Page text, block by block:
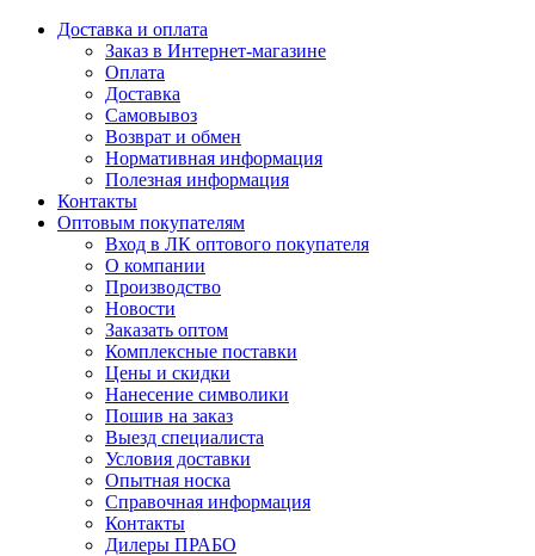
Доставка и оплата
Заказ в Интернет-магазине
Оплата
Доставка
Самовывоз
Возврат и обмен
Нормативная информация
Полезная информация
Контакты
Оптовым покупателям
Вход в ЛК оптового покупателя
О компании
Производство
Новости
Заказать оптом
Комплексные поставки
Цены и скидки
Нанесение символики
Пошив на заказ
Выезд специалиста
Условия доставки
Опытная носка
Справочная информация
Контакты
Дилеры ПРАБО